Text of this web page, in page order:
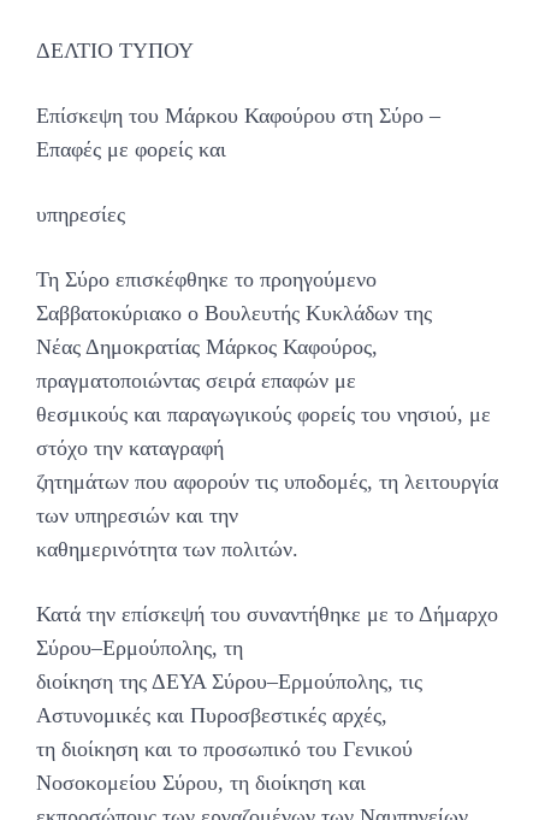
ΔΕΛΤΙΟ ΤΥΠΟΥ
Επίσκεψη του Μάρκου Καφούρου στη Σύρο –
Επαφές με φορείς και
υπηρεσίες
Τη Σύρο επισκέφθηκε το προηγούμενο
Σαββατοκύριακο ο Βουλευτής Κυκλάδων της
Νέας Δημοκρατίας Μάρκος Καφούρος,
πραγματοποιώντας σειρά επαφών με
θεσμικούς και παραγωγικούς φορείς του νησιού, με
στόχο την καταγραφή
ζητημάτων που αφορούν τις υποδομές, τη λειτουργία
των υπηρεσιών και την
καθημερινότητα των πολιτών.
Κατά την επίσκεψή του συναντήθηκε με το Δήμαρχο
Σύρου–Ερμούπολης, τη
διοίκηση της ΔΕΥΑ Σύρου–Ερμούπολης, τις
Αστυνομικές και Πυροσβεστικές αρχές,
τη διοίκηση και το προσωπικό του Γενικού
Νοσοκομείου Σύρου, τη διοίκηση και